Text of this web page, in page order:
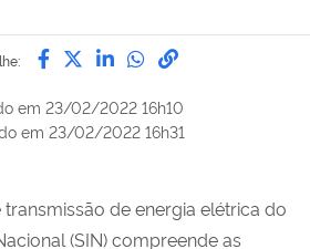
Compartilhe por Facebook
Compartilhe por Twitter
Compartilhe por
Compartilhe
link para
em 23/02/2022 16h10
em 23/02/2022 16h31
de energia elétrica do
(SIN) compreende as